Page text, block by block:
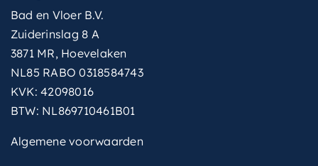
Bad en Vloer B.V.
Zuiderinslag 8 A
3871 MR, Hoevelaken
NL85 RABO 0318584743
KVK: 42098016
BTW: NL869710461B01
Algemene voorwaarden